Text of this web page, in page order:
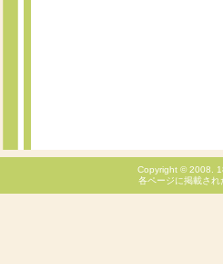
Copyright © 2008.
各ページに掲載さ